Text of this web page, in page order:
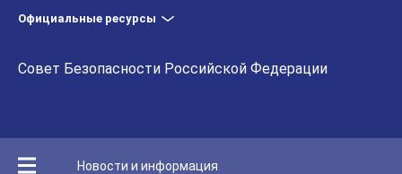
Официальные ресурсы
Совет Безопасности Российской Федерации
Новости и информация